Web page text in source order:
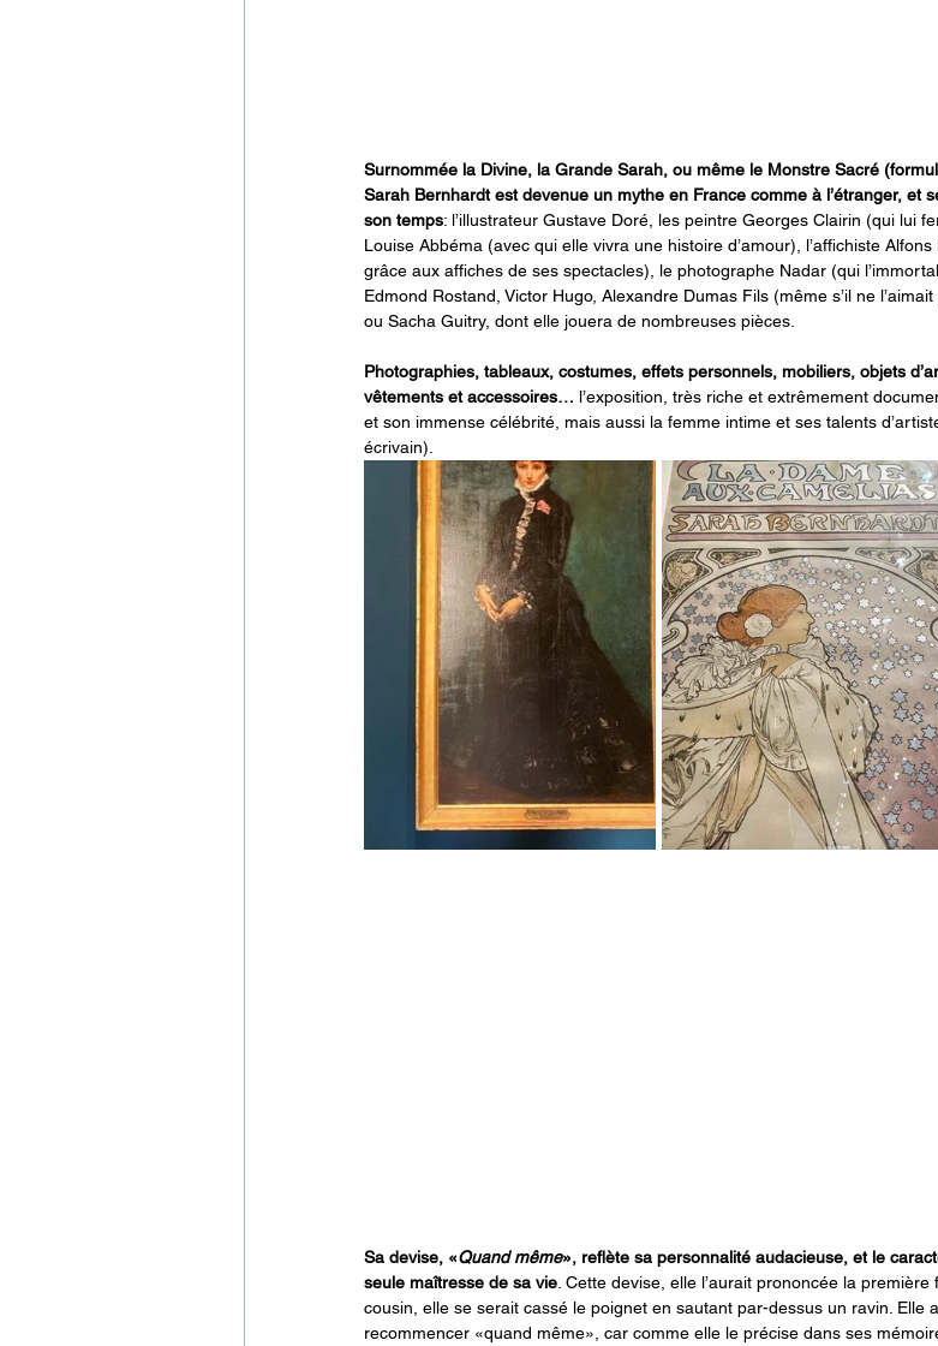
Surnommée la Divine, la Grande Sarah, ou même le Monstre Sacré
Sarah Bernhardt est devenue un mythe en France comme à l’étranger, et
son temps: l’illustrateur Gustave Doré, les peintre Georges Clairin (qui lui
Louise Abbéma (avec qui elle vivra une histoire d’amour), l’affichiste
grâce aux affiches de ses spectacles), le photographe Nadar (qui
Edmond Rostand, Victor Hugo, Alexandre Dumas Fils (même s’il ne
ou Sacha Guitry, dont elle jouera de nombreuses pièces.
Photographies, tableaux, costumes, effets personnels, mobiliers, objets
vêtements et accessoires… l’exposition, très riche et extrêmement
et son immense célébrité, mais aussi la femme intime et ses talents
écrivain).
Sa devise, «Quand même», reflète sa personnalité audacieuse, et le
seule maîtresse de sa vie. Cette devise, elle l’aurait prononcée la
cousin, elle se serait cassé le poignet en sautant par-dessus un ravin. Elle
recommencer «quand même», car comme elle le précise dans ses